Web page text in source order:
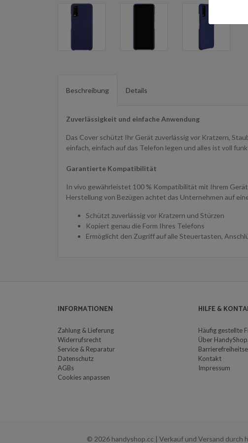
Beschreibung Details
Zuverlässigkeit und einfache Anwendung
Das Cover schützt Ihr Gerät zuverlässig vor Kratzern,
einfach, einfach auf das Telefon legen und alles ist voll
Garantierte Kompatibilität
In vivo gewährleistet 100 % Kompatibilität mit Ihrem
Herstellung von Bezügen achtet das Unternehmen auf
Schützt zuverlässig vor Kratzern und Stürzen
Kopiert genau die Form Ihres Telefons
Ermöglicht den Zugriff auf alle Steuertasten,
INFORMATIONEN
Zahlung & Lieferung
Widerrufsrecht
Service & Reparatur
Datenschutz
AGBs
Cookies anpassen
HILFE &
Häufig gestellte
Über
Kontakt
Impressum
© 2026 handyshop.cc | Verkauf und Versand